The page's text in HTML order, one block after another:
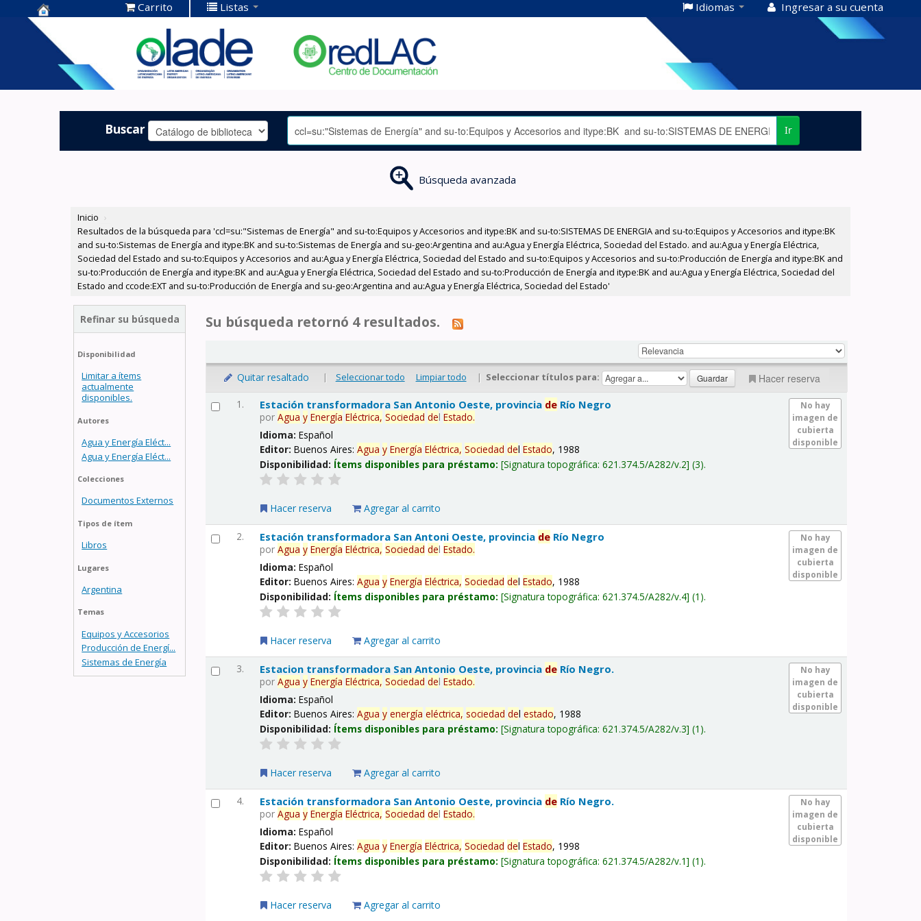
Centro de
Documentación
OLADE -
Carrito Listas Idiomas Ingresar a su cuenta
Buscar Ir
Búsqueda avanzada
Inicio ›
Resultados de la búsqueda para 'ccl=su:"Sistemas de Energía" and su-to:Equipos y Accesorios and itype:BK and su-to:SISTEMAS DE ENERGIA and su-to:Equipos y Accesorios and itype:BK
and su-to:Sistemas de Energía and itype:BK and su-to:Sistemas de Energía and su-geo:Argentina and au:Agua y Energía Eléctrica, Sociedad del Estado. and au:Agua y Energía Eléctrica,
Sociedad del Estado and su-to:Equipos y Accesorios and au:Agua y Energía Eléctrica, Sociedad del Estado and su-to:Equipos y Accesorios and su-to:Producción de Energía and itype:BK and
su-to:Producción de Energía and itype:BK and au:Agua y Energía Eléctrica, Sociedad del Estado and su-to:Producción de Energía and itype:BK and au:Agua y Energía Eléctrica, Sociedad del
Estado and ccode:EXT and su-to:Producción de Energía and su-geo:Argentina and au:Agua y Energía Eléctrica, Sociedad del Estado'
Refinar su búsqueda
Disponibilidad
Limitar a ítems
actualmente
disponibles.
Autores
Agua y Energía Eléct...
Agua y Energía Eléct...
Colecciones
Documentos Externos
Tipos de ítem
Libros
Lugares
Argentina
Temas
Equipos y Accesorios
Producción de Energí...
Sistemas de Energía
Su búsqueda retornó 4 resultados.
Quitar resaltado | Seleccionar todo Limpiar todo | Seleccionar títulos para: Hacer reserva
1.
No hay
imagen de
cubierta
disponible
Estación transformadora San Antonio Oeste, provincia de Río Negro
porAgua y Energía Eléctrica, Sociedad delEstado.
Idioma:Español
Editor:Buenos Aires:Agua y Energía Eléctrica, Sociedad delEstado, 1988
Disponibilidad: Ítems disponibles para préstamo: Signatura topográfica:621.374.5/A282/v.2 (3).
Hacer reserva Agregar al carrito
2.
No hay
imagen de
cubierta
disponible
Estación transformadora San Antoni Oeste, provincia de Río Negro
porAgua y Energía Eléctrica, Sociedad delEstado.
Idioma:Español
Editor:Buenos Aires:Agua y Energía Eléctrica, Sociedad delEstado, 1988
Disponibilidad: Ítems disponibles para préstamo: Signatura topográfica:621.374.5/A282/v.4 (1).
Hacer reserva Agregar al carrito
3.
No hay
imagen de
cubierta
disponible
Estacion transformadora San Antonio Oeste, provincia de Río Negro.
porAgua y Energía Eléctrica, Sociedad delEstado.
Idioma:Español
Editor:Buenos Aires:Agua y energía eléctrica, sociedad delestado, 1988
Disponibilidad: Ítems disponibles para préstamo: Signatura topográfica:621.374.5/A282/v.3 (1).
Hacer reserva Agregar al carrito
4.
No hay
imagen de
cubierta
disponible
Estación transformadora San Antonio Oeste, provincia de Río Negro.
porAgua y Energía Eléctrica, Sociedad delEstado.
Idioma:Español
Editor:Buenos Aires:Agua y Energía Eléctrica, Sociedad delEstado, 1998
Disponibilidad: Ítems disponibles para préstamo: Signatura topográfica:621.374.5/A282/v.1 (1).
Hacer reserva Agregar al carrito